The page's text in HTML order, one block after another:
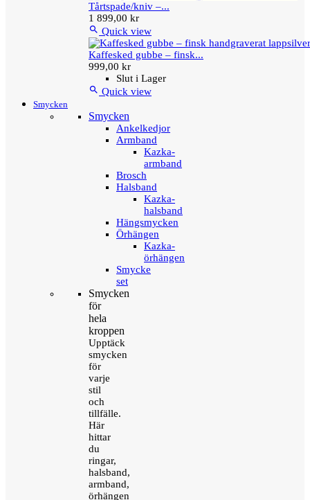
Tårtspade/kniv –...
1 899,00 kr
 Quick view
Kaffesked gubbe – finsk...
999,00 kr
Slut i Lager
 Quick view
Smycken
Smycken
Ankelkedjor
Armband
Kazka-
armband
Brosch
Halsband
Kazka-
halsband
Hängsmycken
Örhängen
Kazka-
örhängen
Smycke
set
Smycken
för
hela
kroppen
Upptäck
smycken
för
varje
stil
och
tillfälle.
Här
hittar
du
ringar,
halsband,
armband,
örhängen